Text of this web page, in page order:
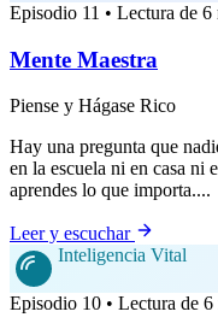
Episodio 11 • Lectura de 6
Mente Maestra
Piense y Hágase Rico
Hay una pregunta que
en la escuela ni en casa ni
aprendes lo que importa....
Leer y escuchar
Inteligencia Vital
Episodio 10 • Lectura de 6